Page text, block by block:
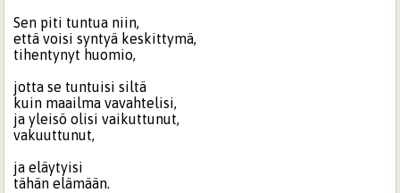
Sen piti tuntua niin,
että voisi syntyä keskittymä,
tihentynyt huomio,
jotta se tuntuisi siltä
kuin maailma vavahtelisi,
ja yleisö olisi vaikuttunut,
vakuuttunut,
ja eläytyisi
tähän elämään.